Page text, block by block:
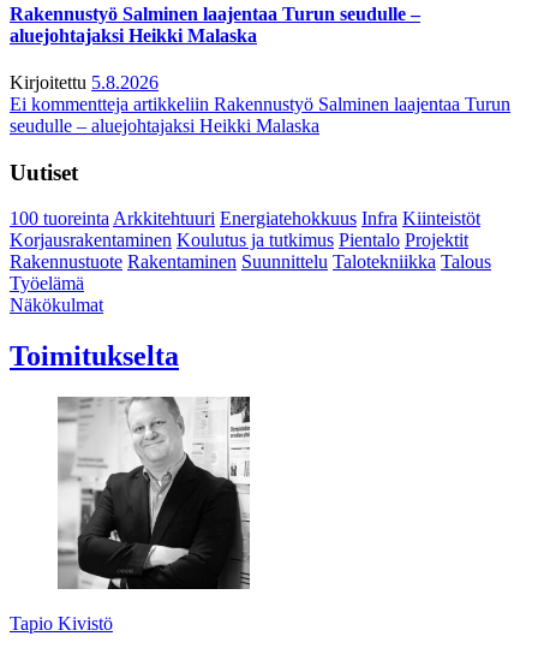
Rakennustyö Salminen laajentaa Turun seudulle –
aluejohtajaksi Heikki Malaska
Kirjoitettu 5.8.2026
Ei kommentteja artikkeliin Rakennustyö Salminen laajentaa Turun
seudulle – aluejohtajaksi Heikki Malaska
Uutiset
100 tuoreintaArkkitehtuuri Energiatehokkuus Infra Kiinteistöt
Korjausrakentaminen Koulutus ja tutkimus Pientalo Projektit
Rakennustuote Rakentaminen Suunnittelu Talotekniikka Talous
Työelämä
Näkökulmat
Toimitukselta
Tapio Kivistö